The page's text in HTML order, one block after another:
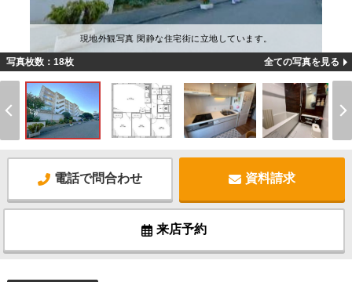
現地外観写真 閑静な住宅街に立地しています。
写真枚数：18枚 全ての写真を見る
電話で問合わせ 資料請求
来店予約